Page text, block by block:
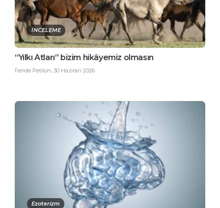
İNCELEME
“Yılkı Atları” bizim hikâyemiz olmasın
Feride Petilon 30 Haziran 2026
Ezoterizm